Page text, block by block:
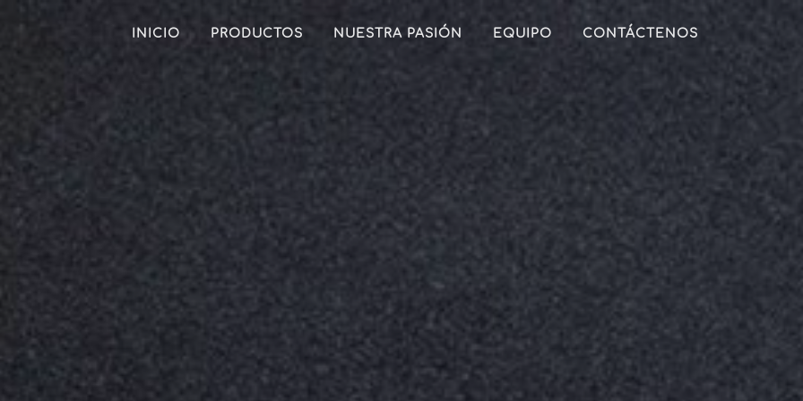
INICIO PRODUCTOS NUESTRA PASIÓN EQUIPO CONTÁCTENOS